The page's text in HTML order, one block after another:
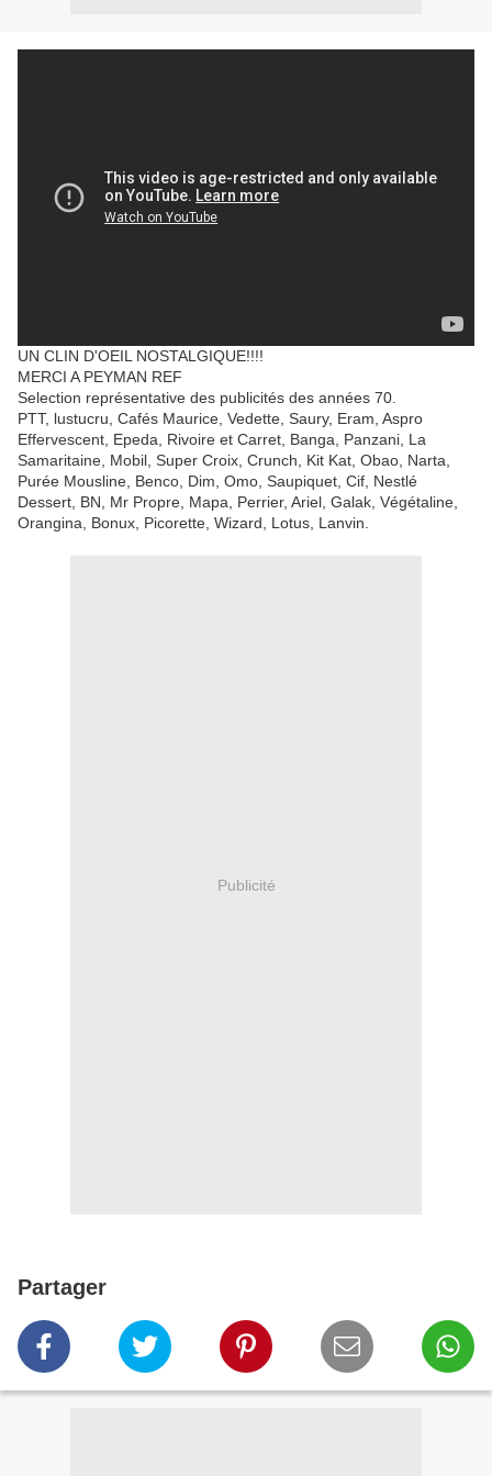
UN CLIN D'OEIL NOSTALGIQUE!!!!
MERCI A PEYMAN REF
Selection représentative des publicités des années 70.
PTT, lustucru, Cafés Maurice, Vedette, Saury, Eram, Aspro
Effervescent, Epeda, Rivoire et Carret, Banga, Panzani, La
Samaritaine, Mobil, Super Croix, Crunch, Kit Kat, Obao, Narta,
Purée Mousline, Benco, Dim, Omo, Saupiquet, Cif, Nestlé
Dessert, BN, Mr Propre, Mapa, Perrier, Ariel, Galak, Végétaline,
Orangina, Bonux, Picorette, Wizard, Lotus, Lanvin.
Publicité
Partager